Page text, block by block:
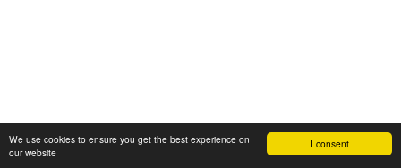
I consent
We use cookies to ensure you get the best experience on
our website